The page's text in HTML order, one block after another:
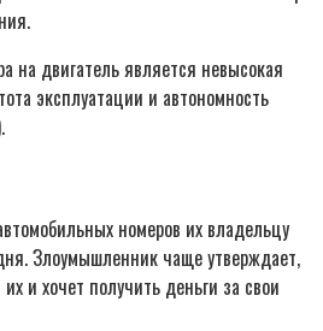
на двигатель является невысокая
эксплуатации и автономность
номеров их владельцу
Злоумышленник чаще утверждает,
и хочет получить деньги за свои